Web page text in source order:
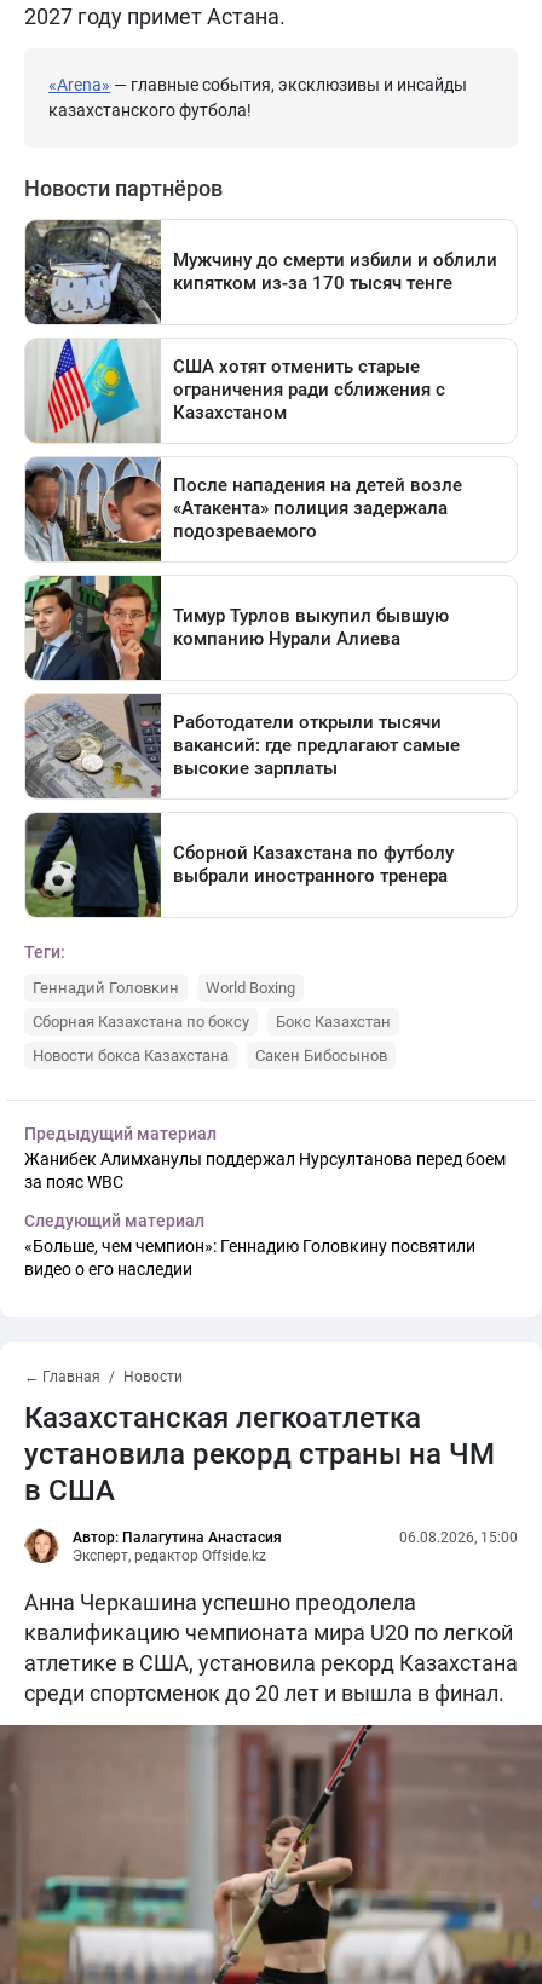
2027 году примет Астана.
«Arena» — главные события, эксклюзивы и инсайды
казахстанского футбола!
Теги:
Геннадий Головкин
World Boxing
Сборная Казахстана по боксу
Бокс Казахстан
Новости бокса Казахстана
Сакен Бибосынов
Предыдущий материал
Жанибек Алимханулы поддержал Нурсултанова перед боем
за пояс WBC
Следующий материал
«Больше, чем чемпион»: Геннадию Головкину посвятили
видео о его наследии
← Главная Новости
Казахстанская легкоатлетка
установила рекорд страны на ЧМ
в США
Автор: Палагутина Анастасия
Эксперт, редактор Offside.kz
06.08.2026, 15:00
Анна Черкашина успешно преодолела
квалификацию чемпионата мира U20 по легкой
атлетике в США, установила рекорд Казахстана
среди спортсменок до 20 лет и вышла в финал.